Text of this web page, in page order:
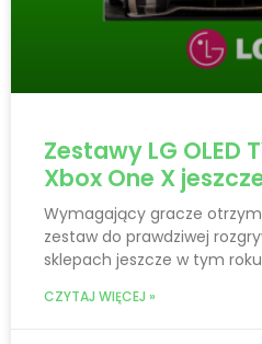
Zestawy LG OLED
Xbox One X
Wymagający gracze
zestaw do prawdziwej
sklepach jeszcze w tym
CZYTAJ WIĘCEJ »